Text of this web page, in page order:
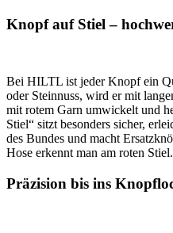
Knopf auf Stiel –
Bei HILTL ist jeder Knopf ein
oder Steinnuss, wird er mit
mit rotem Garn umwickelt und
Stiel“ sitzt besonders sicher,
des Bundes und macht
Hose erkennt man am roten Stiel.
Präzision bis ins